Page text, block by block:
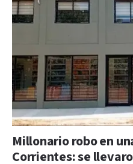
Millonario robo en
Corrientes: se